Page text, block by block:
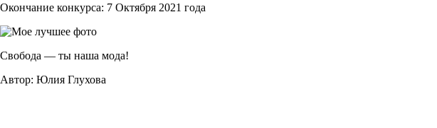
Окончание конкурса: 7 Октября 2021 года
Свобода — ты наша мода!
Автор: Юлия Глухова